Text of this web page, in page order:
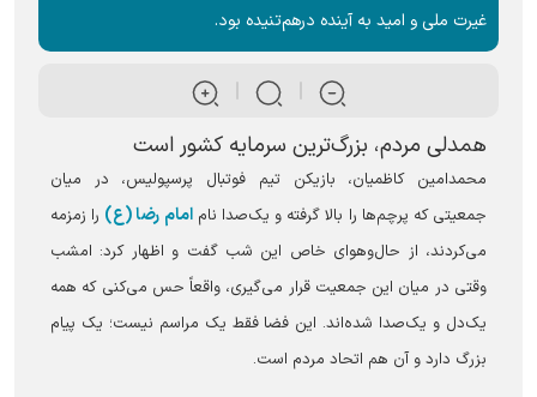
غیرت ملی و امید به آینده درهم‌تنیده بود.
همدلی مردم، بزرگ‌ترین سرمایه کشور است
محمدامین کاظمیان، بازیکن تیم فوتبال پرسپولیس، در میان
جمعیتی که پرچم‌ها را بالا گرفته و یک‌صدا نامامام رضا (ع) را زمزمه
می‌کردند، از حال‌وهوای خاص این شب گفت و اظهار کرد: امشب
وقتی در میان این جمعیت قرار می‌گیری، واقعاً حس می‌کنی که همه
یک‌دل و یک‌صدا شده‌اند. این فضا فقط یک مراسم نیست؛ یک پیام
بزرگ دارد و آن هم اتحاد مردم است.